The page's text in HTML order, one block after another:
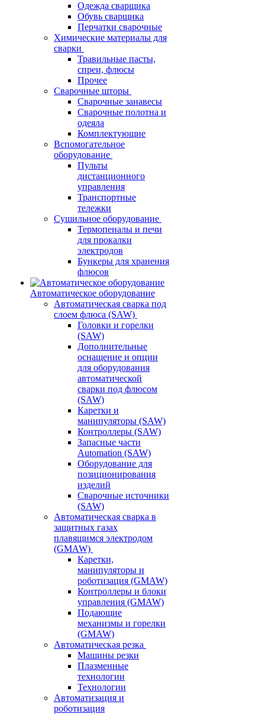
Одежда сварщика
Обувь сварщика
Перчатки сварочные
Химические материалы для
сварки
Травильные пасты,
спреи, флюсы
Прочее
Сварочные шторы
Сварочные занавесы
Сварочные полотна и
одеяла
Комплектующие
Вспомогательное
оборудование
Пульты
дистанционного
управления
Транспортные
тележки
Сушильное оборудование
Термопеналы и печи
для прокалки
электродов
Бункеры для хранения
флюсов
Автоматическое оборудование
Автоматическая сварка под
слоем флюса (SAW)
Головки и горелки
(SAW)
Дополнительные
оснащение и опции
для оборудования
автоматической
сварки под флюсом
(SAW)
Каретки и
манипуляторы (SAW)
Контроллеры (SAW)
Запасные части
Automation (SAW)
Оборудование для
позиционирования
изделий
Сварочные источники
(SAW)
Автоматическая сварка в
защитных газах
плавящимся электродом
(GMAW)
Каретки,
манипуляторы и
роботизация (GMAW)
Контроллеры и блоки
управления (GMAW)
Подающие
механизмы и горелки
(GMAW)
Автоматическая резка
Машины резки
Плазменные
технологии
Технологии
Автоматизация и
роботизация